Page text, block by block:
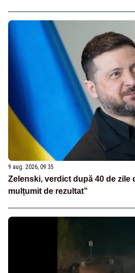
9 aug. 2026, 09:35
Zelenski, verdict după 40 de zile
mulțumit de rezultat”